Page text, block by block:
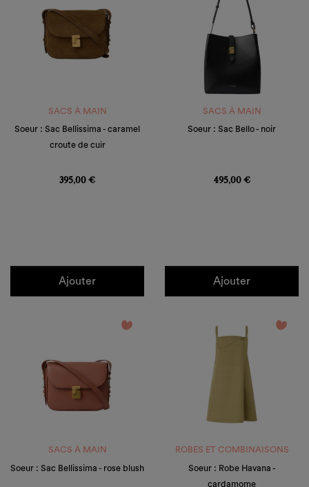
SACS À MAIN
Soeur : Sac Bellissima - caramel
croute de cuir
395,00 €
Ajouter
SACS À MAIN
Soeur : Sac Bello - noir
495,00 €
Ajouter
favorite_border
SACS À MAIN
Soeur : Sac Bellissima - rose blush
favorite_border
ROBES ET COMBINAISONS
Soeur : Robe Havana -
cardamome